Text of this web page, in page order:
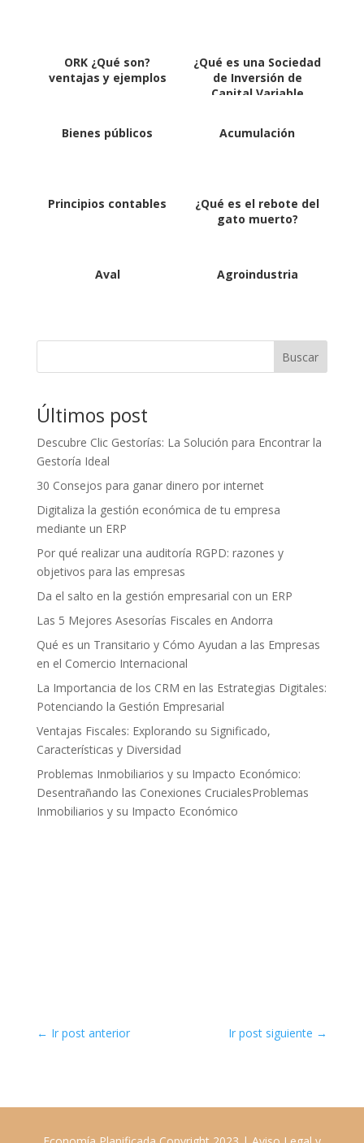
ORK ¿Qué son?
ventajas y ejemplos
¿Qué es una Sociedad
de Inversión de
Capital Variable
Bienes públicos
Acumulación
Principios contables
¿Qué es el rebote del
gato muerto?
Aval Agroindustria
Buscar
Últimos post
Descubre Clic Gestorías: La Solución para Encontrar la
Gestoría Ideal
30 Consejos para ganar dinero por internet
Digitaliza la gestión económica de tu empresa
mediante un ERP
Por qué realizar una auditoría RGPD: razones y
objetivos para las empresas
Da el salto en la gestión empresarial con un ERP
Las 5 Mejores Asesorías Fiscales en Andorra
Qué es un Transitario y Cómo Ayudan a las Empresas
en el Comercio Internacional
La Importancia de los CRM en las Estrategias Digitales:
Potenciando la Gestión Empresarial
Ventajas Fiscales: Explorando su Significado,
Características y Diversidad
Problemas Inmobiliarios y su Impacto Económico:
Desentrañando las Conexiones CrucialesProblemas
Inmobiliarios y su Impacto Económico
← Ir post anterior Ir post siguiente →